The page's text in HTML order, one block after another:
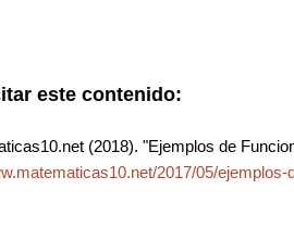
este contenido:
(2018). "Ejemplos de
2017/05/